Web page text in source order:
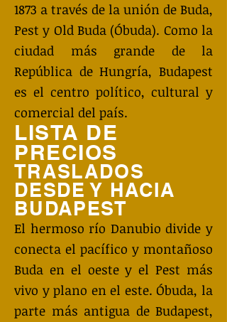
1873 a través de la unión de Buda,
Pest y Old Buda (Óbuda). Como la
ciudad más grande de la
República de Hungría, Budapest
es el centro político, cultural y
comercial del país.
LISTA DE
PRECIOS
TRASLADOS
DESDE Y HACIA
BUDAPEST
El hermoso río Danubio divide y
conecta el pacífico y montañoso
Buda en el oeste y el Pest más
vivo y plano en el este. Óbuda, la
parte más antigua de Budapest,